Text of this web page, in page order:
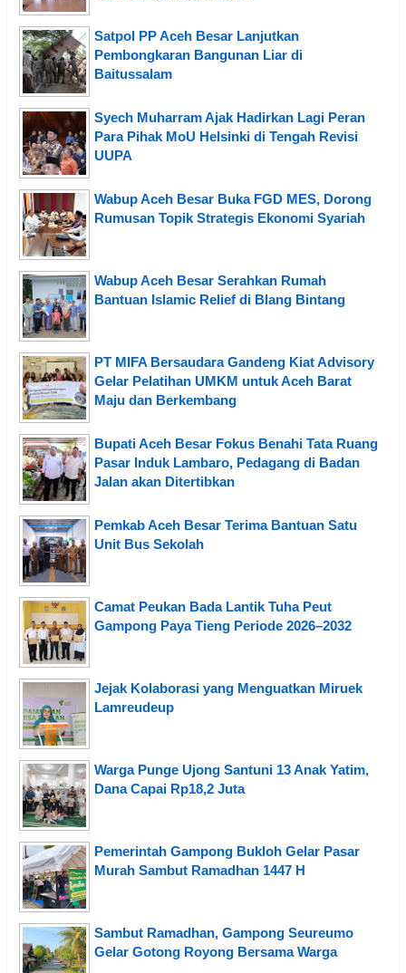
Satpol PP Aceh Besar Lanjutkan
Pembongkaran Bangunan Liar di
Baitussalam
Syech Muharram Ajak Hadirkan Lagi Peran
Para Pihak MoU Helsinki di Tengah Revisi
UUPA
Wabup Aceh Besar Buka FGD MES, Dorong
Rumusan Topik Strategis Ekonomi Syariah
Wabup Aceh Besar Serahkan Rumah
Bantuan Islamic Relief di Blang Bintang
PT MIFA Bersaudara Gandeng Kiat Advisory
Gelar Pelatihan UMKM untuk Aceh Barat
Maju dan Berkembang
Bupati Aceh Besar Fokus Benahi Tata Ruang
Pasar Induk Lambaro, Pedagang di Badan
Jalan akan Ditertibkan
Pemkab Aceh Besar Terima Bantuan Satu
Unit Bus Sekolah
Camat Peukan Bada Lantik Tuha Peut
Gampong Paya Tieng Periode 2026–2032
Jejak Kolaborasi yang Menguatkan Miruek
Lamreudeup
Warga Punge Ujong Santuni 13 Anak Yatim,
Dana Capai Rp18,2 Juta
Pemerintah Gampong Bukloh Gelar Pasar
Murah Sambut Ramadhan 1447 H
Sambut Ramadhan, Gampong Seureumo
Gelar Gotong Royong Bersama Warga